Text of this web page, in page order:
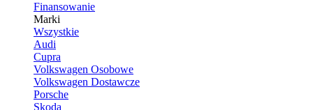
Finansowanie
Marki
Wszystkie
Audi
Cupra
Volkswagen Osobowe
Volkswagen Dostawcze
Porsche
Skoda